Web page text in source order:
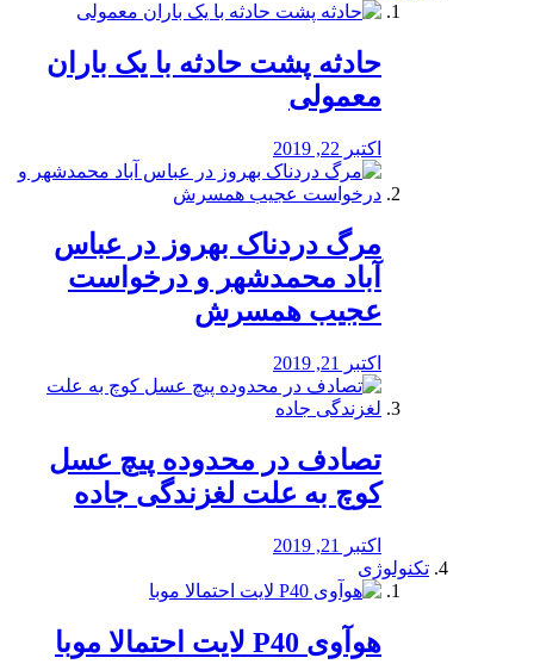
️حادثه پشت حادثه با یک باران
معمولی
اکتبر 22, 2019
مرگ دردناک بهروز در عباس
آباد محمدشهر و درخواست
عجیب همسرش
اکتبر 21, 2019
تصادف در محدوده پیچ عسل
کوچ به علت لغزندگی جاده
اکتبر 21, 2019
تکنولوژی
هوآوی P40 لایت احتمالا موبا